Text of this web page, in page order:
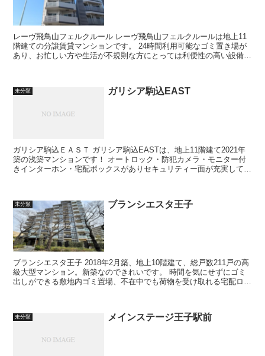
レーヴ飛鳥山フェルクルール レーヴ飛鳥山フェルクルールは地上11
階建ての分譲賃貸マンションです。 24時間利用可能なゴミ置き場が
あり、お忙しい方や生活が不規則な方にとっては利便性の高い設備で
未分類 ガリシア駒込EAST
ガリシア駒込ＥＡＳＴ ガリシア駒込EASTは、地上11階建て2021年
築の浅築マンションです！ オートロック・防犯カメラ・モニター付
きインターホン・宅配ボックスがありセキュリティー面が充実してお
未分類 ブランシエスタ王子
ブランシエスタ王子 2018年2月築、地上10階建て、総戸数211戸の高
級大型マンション。新築なのできれいです。 時間を気にせずにゴミ
出しができる敷地内ゴミ置場、不在中でも荷物を受け取れる宅配ロッ
未分類 メインステージ王子駅前